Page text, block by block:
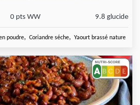
0 pts WW 9.8 glucide
poudre, Coriandre séche, Yaourt brassé nature